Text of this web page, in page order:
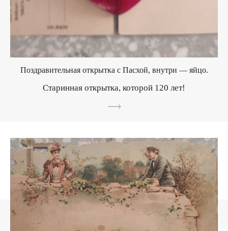
Поздравительная открытка с Пасхой, внутри — яйцо.
Старинная открытка, которой 120 лет!